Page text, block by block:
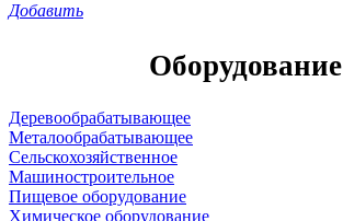
Добавить
Оборудование
Деревообрабатывающее
Металообрабатывающее
Сельскохозяйственное
Машиностроительное
Пищевое оборудование
Химическое оборудование